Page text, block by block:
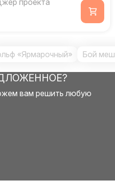
проекта
«Ярмарочный» Бой
вам решить любую